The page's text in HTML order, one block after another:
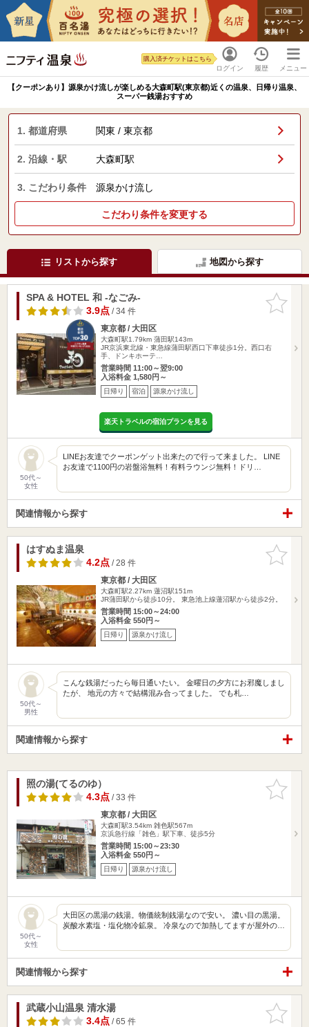
ログイン
購入済チケットはこちら
履歴 メニュー
【クーポンあり】源泉かけ流しが楽しめる大森町駅(東京都)近くの温泉、日帰り温泉、
スーパー銭湯おすすめ
1. 都道府県 関東 / 東京都
2. 沿線・駅 大森町駅
3. こだわり条件 源泉かけ流し
こだわり条件を変更する
リストから探す 地図から探す
お気に入
りに追加
SPA & HOTEL 和 -なごみ-
3.9点/ 34 件
東京都 / 大田区
大森町駅1.79km 蒲田駅143m
JR京浜東北線・東急線蒲田駅西口下車徒歩1分。西口右
手、ドンキホーテ…
営業時間 11:00～翌9:00
入浴料金 1,580円～
日帰り 宿泊 源泉かけ流し
楽天トラベルの宿泊プランを見る
50代～
女性
LINEお友達でクーポンゲット出来たので行って来ました。 LINE
お友達で1100円の岩盤浴無料！有料ラウンジ無料！ドリ…
関連情報から探す
お気に入
りに追加
はすぬま温泉
4.2点/ 28 件
東京都 / 大田区
大森町駅2.27km 蓮沼駅151m
JR蒲田駅から徒歩10分。 東急池上線蓮沼駅から徒歩2分。
営業時間 15:00～24:00
入浴料金 550円～
日帰り 源泉かけ流し
50代～
男性
こんな銭湯だったら毎日通いたい。 金曜日の夕方にお邪魔しまし
たが、 地元の方々で結構混み合ってました。 でも札…
関連情報から探す
お気に入
りに追加
照の湯(てるのゆ）
4.3点/ 33 件
東京都 / 大田区
大森町駅3.54km 雑色駅567m
京浜急行線「雑色」駅下車、徒歩5分
営業時間 15:00～23:30
入浴料金 550円～
日帰り 源泉かけ流し
50代～
女性
大田区の黒湯の銭湯。物価統制銭湯なので安い。 濃い目の黒湯。
炭酸水素塩・塩化物冷鉱泉。 冷泉なので加熱してますが屋外の…
関連情報から探す
お気に入
りに追加
武蔵小山温泉 清水湯
3.4点/ 65 件